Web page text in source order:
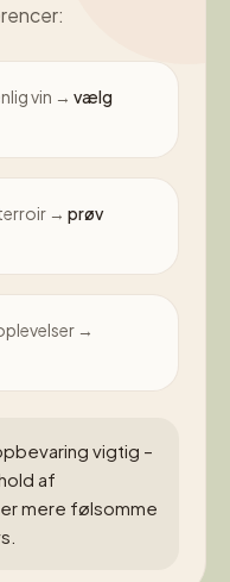
vin → vælg
→ prøv
→
vigtig –
af
mere følsomme